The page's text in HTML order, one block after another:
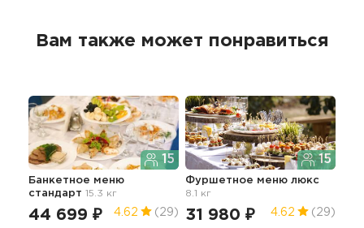
Вам также может понравиться
15
Банкетное меню
стандарт 15.3 кг
44 699 ₽ 4.62 (29)
15
Фуршетное меню люкс
8.1 кг
31 980 ₽ 4.62 (29)